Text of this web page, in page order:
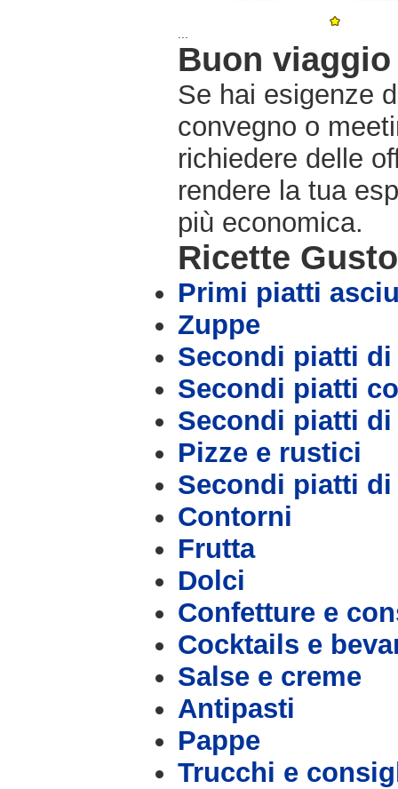
Buon viaggio
Se hai esigenze
convegno o
richiedere delle
rendere la tua
più economica.
Ricette
Primi piatti
Zuppe
Secondi piatti di
Secondi piatti
Secondi piatti
Pizze e rustici
Secondi piatti di
Contorni
Frutta
Dolci
Confetture e
Cocktails e
Salse e creme
Antipasti
Pappe
Trucchi e